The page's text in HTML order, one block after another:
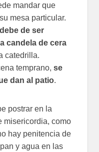
mandar que
mesa particular.
de ser
candela de cera
catedrilla.
temprano,se
dan al patio.
postrar en la
misericordia, como
hay penitencia de
y agua en las